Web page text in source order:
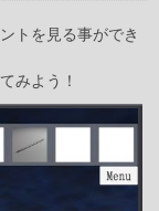
トを見る事ができ
みよう！